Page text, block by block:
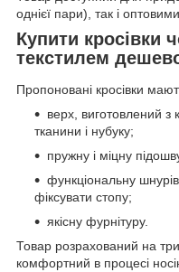
однієї пари), так і
Купити кросівки
текстилем
Пропоновані кросівки
верх, виготовлений з
тканини і нубуку;
пружну і міцну
функціональну
фіксувати стопу;
якісну фурнітуру.
Товар розрахований на
комфортний в процесі